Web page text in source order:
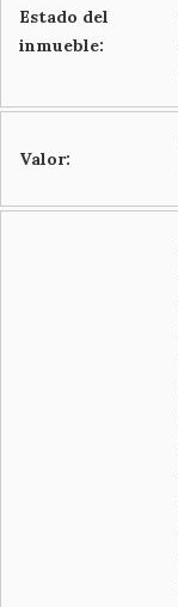
Estado del
inmueble:
Valor: